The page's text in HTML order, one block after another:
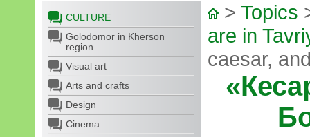
CULTURE
Golodomor in Kherson
region
Visual art
Arts and crafts
Design
Cinema
> Topics
are in
caesar,